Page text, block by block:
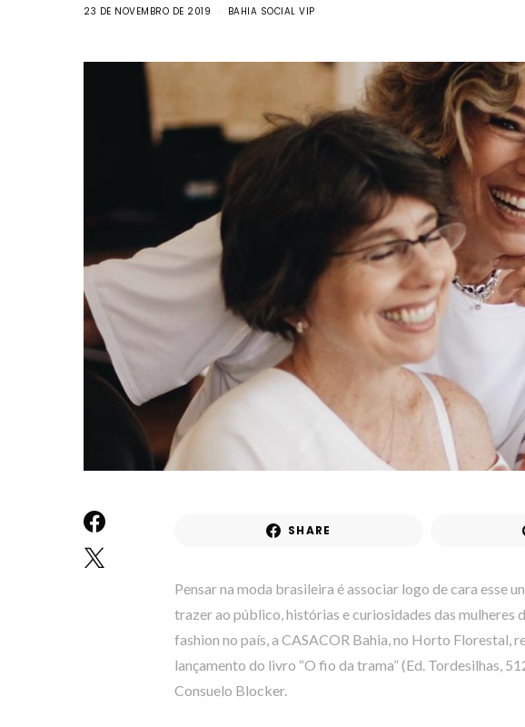
23 DE NOVEMBRO DE 2019 BAHIA SOCIAL VIP
SHARE
Pensar na moda brasileira é associar logo de cara esse
trazer ao público, histórias e curiosidades das mulheres
fashion no país, a CASACOR Bahia, no Horto Florestal,
lançamento do livro “O fio da trama” (Ed. Tordesilhas,
Consuelo Blocker.